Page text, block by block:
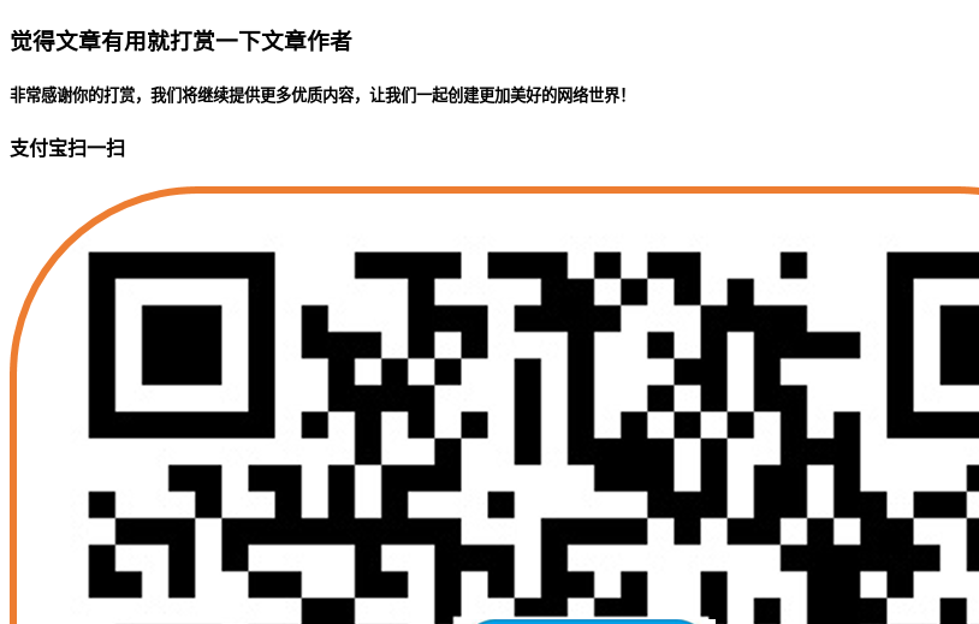
觉得文章有用就打赏一下文章作者
非常感谢你的打赏，我们将继续提供更多优质内容，让我们一起创建更加美好的网络世界！
支付宝扫一扫